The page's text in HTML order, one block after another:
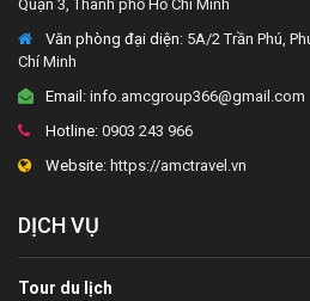
Quận 3, Thành phố Hồ Chí Minh
Văn phòng đại diện: 5A/2 Trần Phú,
Chí Minh
Email: info.amcgroup366@gmail.com
Hotline: 0903 243 966
Website: https://amctravel.vn
DỊCH VỤ
Tour du lịch